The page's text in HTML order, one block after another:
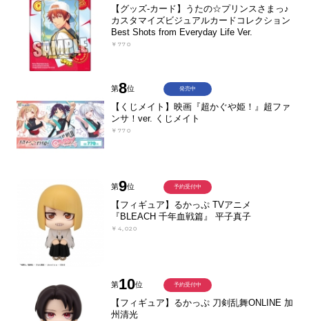
【グッズ-カード】うたの☆プリンスさまっ♪
カスタマイズビジュアルカードコレクション
Best Shots from Everyday Life Ver.
￥770
第8位
【くじメイト】映画『超かぐや姫！』超ファ
ンサ！ver. くじメイト
￥770
発売中
第9位
【フィギュア】るかっぷ TVアニメ
『BLEACH 千年血戦篇』 平子真子
￥4,020
予約受付中
第10位
【フィギュア】るかっぷ 刀剣乱舞ONLINE 加
州清光
予約受付中